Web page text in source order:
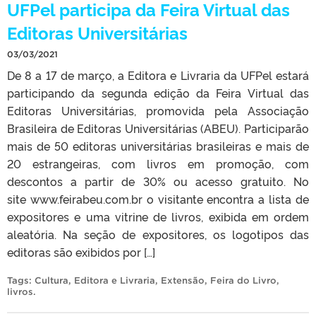
UFPel participa da Feira Virtual das
Editoras Universitárias
03/03/2021
De 8 a 17 de março, a Editora e Livraria da UFPel estará
participando da segunda edição da Feira Virtual das
Editoras Universitárias, promovida pela Associação
Brasileira de Editoras Universitárias (ABEU). Participarão
mais de 50 editoras universitárias brasileiras e mais de
20 estrangeiras, com livros em promoção, com
descontos a partir de 30% ou acesso gratuito. No
site www.feirabeu.com.br o visitante encontra a lista de
expositores e uma vitrine de livros, exibida em ordem
aleatória. Na seção de expositores, os logotipos das
editoras são exibidos por […]
Tags: Cultura, Editora e Livraria, Extensão, Feira do Livro,
livros.